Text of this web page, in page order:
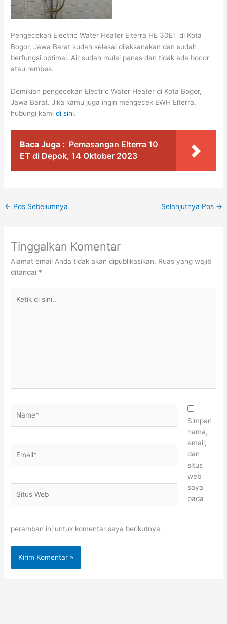
Pengecekan Electric Water Heater Elterra HE 30ET di Kota
Bogor, Jawa Barat sudah selesai dilaksanakan dan sudah
berfungsi optimal. Air sudah mulai panas dan tidak ada bocor
atau rembes.
Demikian pengecekan Electric Water Heater di Kota Bogor,
Jawa Barat. Jika kamu juga ingin mengecek EWH Elterra,
hubungi kamidi sini.
Baca Juga : Pemasangan Elterra 10
ET di Depok, 14 Oktober 2023
← Pos Sebelumnya Selanjutnya Pos →
Tinggalkan Komentar
Alamat email Anda tidak akan dipublikasikan. Ruas yang wajib
ditandai *
Web
Simpan
nama,
email,
dan
situs
web
saya
pada
peramban ini untuk komentar saya berikutnya.